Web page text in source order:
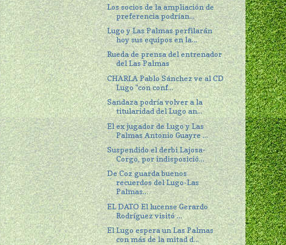
Los socios de la ampliación de
preferencia podrían...
Lugo y Las Palmas perfilarán
hoy sus equipos en la...
Rueda de prensa del entrenador
del Las Palmas
CHARLA Pablo Sánchez ve al CD
Lugo "con conf...
Sandaza podría volver a la
titularidad del Lugo an...
El ex jugador de Lugo y Las
Palmas Antonio Guayre ...
Suspendido el derbi Lajosa-
Corgo, por indisposició...
De Coz guarda buenos
recuerdos del Lugo-Las
Palmas...
EL DATO El lucense Gerardo
Rodríguez visitó ...
El Lugo espera un Las Palmas
con más de la mitad d...